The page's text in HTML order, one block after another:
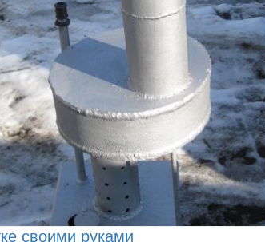
своими руками